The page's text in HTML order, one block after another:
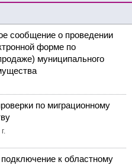
сообщение о проведении
форме по
муниципального
по миграционному
к областному